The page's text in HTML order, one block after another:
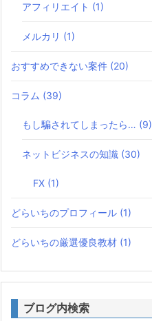
アフィリエイト (1)
メルカリ (1)
おすすめできない案件 (20)
コラム (39)
もし騙されてしまったら… (9)
ネットビジネスの知識 (30)
FX (1)
どらいちのプロフィール (1)
どらいちの厳選優良教材 (1)
ブログ内検索